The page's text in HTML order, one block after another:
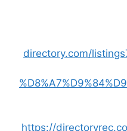
directory.com/
https://